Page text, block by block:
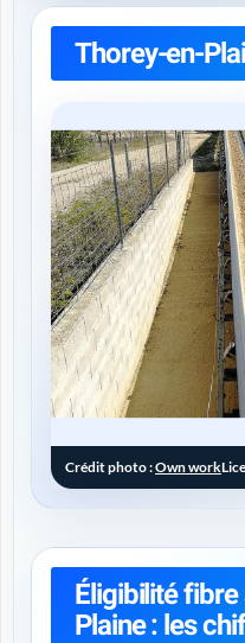
Thorey-en-
Crédit photo :Own work
Éligibilité
Plaine : les